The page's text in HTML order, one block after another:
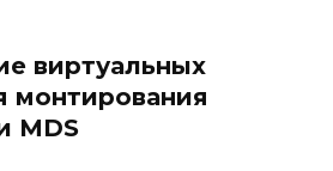
виртуальных
монтирования
MDS